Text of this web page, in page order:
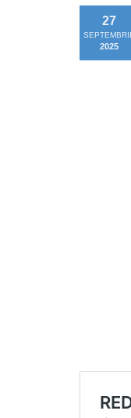
27
2025